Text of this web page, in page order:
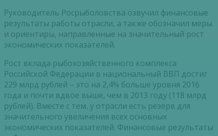
Руководитель Росрыболовства озвучил финансовые
результаты работы отрасли, а также обозначил меры
и ориентиры, направленные на значительный рост
экономических показателей.
Рост вклада рыбохозяйственного комплекса
Российской Федерации в национальный ВВП достиг
229 млрд рублей – это на 2,4% больше уровня 2016
года и почти вдвое выше, чем в 2013 году (118 млрд
рублей). Вместе с тем, у отрасли есть резерв для
значительного увеличения всех основных
экономических показателей. Финансовые результаты